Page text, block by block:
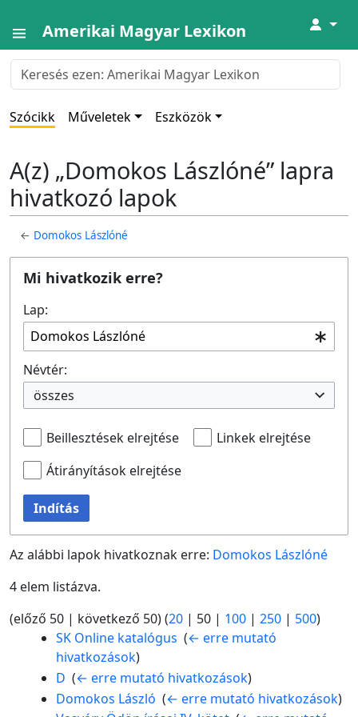
Amerikai Magyar Lexikon ↓
Szócikk Műveletek Eszközök
A(z) „Domokos Lászlóné” lapra
hivatkozó lapok
← Domokos Lászlóné
Mi hivatkozik erre?
Lap:
Névtér:
összes
Beillesztések elrejtése
Linkek elrejtése
Átirányítások elrejtése
Indítás
Az alábbi lapok hivatkoznak erre: Domokos Lászlóné
4 elem listázva.
(előző 50 | következő 50) (20 | 50 | 100 | 250 | 500)
SK Online katalógus (← erre mutató
hivatkozások)
D (← erre mutató hivatkozások)
Domokos László (← erre mutató hivatkozások)